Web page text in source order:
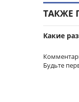
ТАКЖЕ
Какие
Будьте